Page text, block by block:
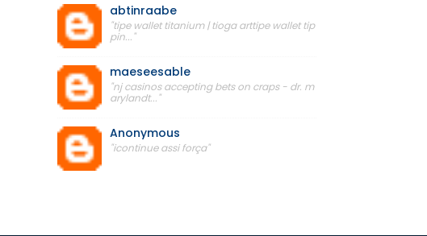
abtinraabe
"tipe wallet titanium | tioga arttipe wallet tip
pin..."
maeseesable
"nj casinos accepting bets on craps - dr. m
arylandt..."
Anonymous
"icontinue assi força"